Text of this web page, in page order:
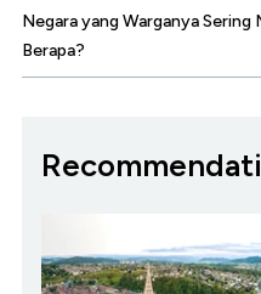
Negara yang Warganya
Berapa?